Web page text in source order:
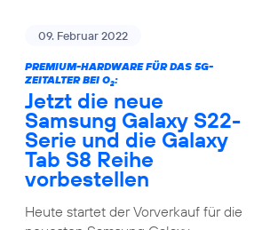
09. Februar 2022
PREMIUM-HARDWARE FÜR DAS 5G-
ZEITALTER BEI O2:
Jetzt die neue
Samsung Galaxy S22-
Serie und die Galaxy
Tab S8 Reihe
vorbestellen
Heute startet der Vorverkauf für die